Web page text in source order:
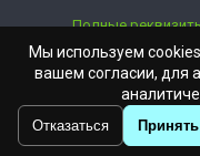
Полные
©
Мы используем
вашем согласии, для
Отказаться Принять